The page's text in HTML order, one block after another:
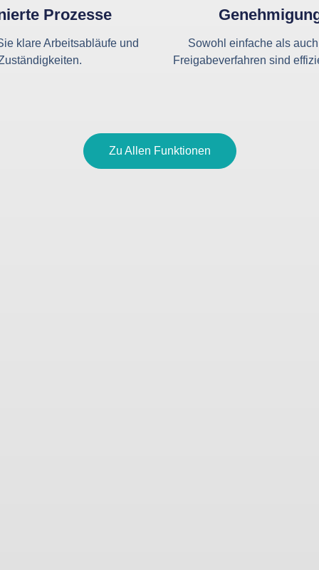
Prozesse
klare Arbeitsabläufe und
Sowohl einfache als
Freigabeverfahren sind
Zu Allen Funktionen